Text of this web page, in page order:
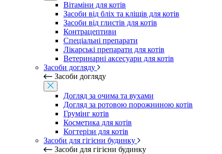
Вітаміни для котів
Засоби від бліх та кліщів для котів
Засоби від глистів для котів
Контрацептиви
Спеціальні препарати
Лікарські препарати для котів
Ветеринарні аксесуари для котів
Засоби догляду
Засоби догляду
Догляд за очима та вухами
Догляд за ротовою порожниною котів
Грумінг котів
Косметика для котів
Когтерізи для котів
Засоби для гігієни будинку
Засоби для гігієни будинку